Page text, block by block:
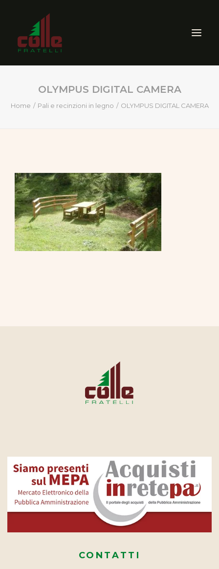
AZIENDA
LEGNO
CERTIFICAZIONI
CONTATTI
OLYMPUS DIGITAL CAMERA
Home Pali e recinzioni in legno OLYMPUS DIGITAL CAMERA
CONTATTI